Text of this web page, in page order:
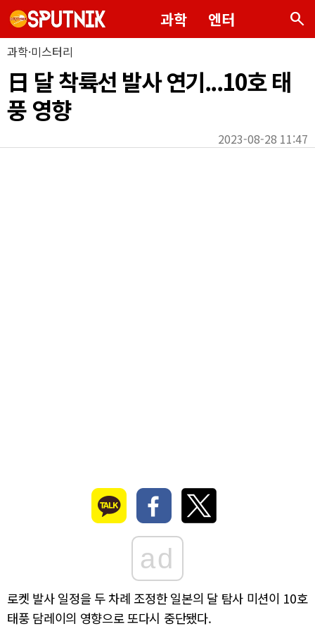
과학 엔터 search
과학·미스터리
日 달 착륙선 발사 연기...10호 태
풍 영향
2023-08-28 11:47
ad
로켓 발사 일정을 두 차례 조정한 일본의 달 탐사 미션이 10호
태풍 담레이의 영향으로 또다시 중단됐다.